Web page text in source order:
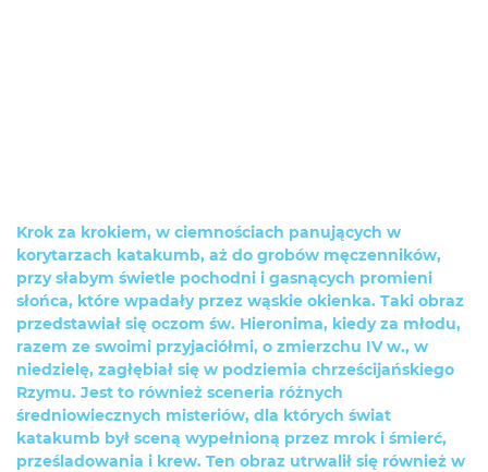
Krok za krokiem, w ciemnościach panujących w
korytarzach katakumb, aż do grobów męczenników,
przy słabym świetle pochodni i gasnących promieni
słońca, które wpadały przez wąskie okienka. Taki obraz
przedstawiał się oczom św. Hieronima, kiedy za młodu,
razem ze swoimi przyjaciółmi, o zmierzchu IV w., w
niedzielę, zagłębiał się w podziemia chrześcijańskiego
Rzymu. Jest to również sceneria różnych
średniowiecznych misteriów, dla których świat
katakumb był sceną wypełnioną przez mrok i śmierć,
prześladowania i krew. Ten obraz utrwalił się również w